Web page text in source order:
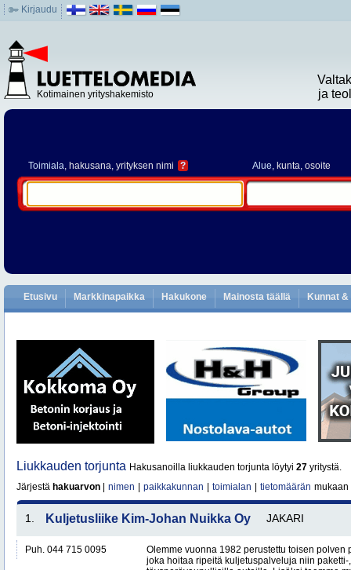
Kirjaudu
Kotimainen yrityshakemisto
ja
Toimiala, hakusana, yrityksen nimi ? Alue, kunta, osoite
Etusivu Markkinapaikka Hakukone Mainosta täällä Kunnat
Liukkauden torjunta Hakusanoilla liukkauden torjunta löytyi 27 yritystä.
Järjestä hakuarvon nimen paikkakunnan toimialan tietomäärän mukaan
1. Kuljetusliike Kim-Johan Nuikka Oy JAKARI
Puh. 044 715 0095
Olemme vuonna 1982 perustettu toisen polven
joka hoitaa ripeitä kuljetuspalveluja niin